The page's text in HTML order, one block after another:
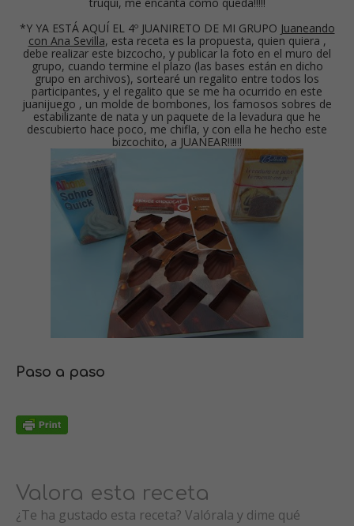
truqui, me encanta cómo queda!!!!!
*Y YA ESTÁ AQUÍ EL 4º JUANIRETO DE MI GRUPO Juaneando
con Ana Sevilla, esta receta es la propuesta, quien quiera ,
debe realizar este bizcocho, y publicar la foto en el muro del
grupo, cuando termine el plazo (las bases están en dicho
grupo en archivos), sortearé un regalito entre todos los
participantes, y el regalito que se me ha ocurrido en este
juanijuego , un molde de bombones, los famosos sobres de
estabilizante de nata y un paquete de la levadura que he
descubierto hace poco, me chifla, y con ella he hecho este
bizcochito, a JUANEAR!!!!!!
Paso a paso
Valora esta receta
¿Te ha gustado esta receta? Valórala y dime qué